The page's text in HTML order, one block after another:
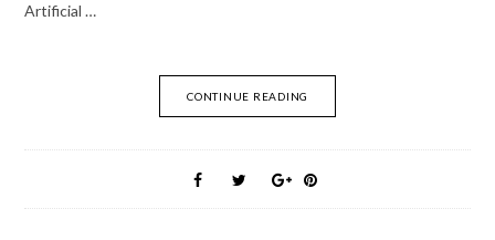
Artificial …
CONTINUE READING